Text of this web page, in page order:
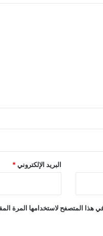
البريد الإلكتروني*
هذا المتصفح لاستخدامها المرة